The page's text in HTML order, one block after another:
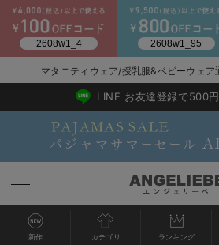
マタニティウェア/授乳服&ベビーウェア
2026/
送料495円(一部地域を除く) 7,700
LINE お友達登録で500
新作 カテゴリ ランキング